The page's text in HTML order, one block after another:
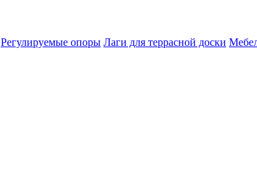
Регулируемые опоры Лаги для террасной доски